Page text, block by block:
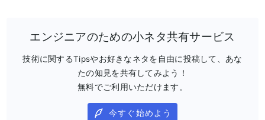
エンジニアのための小ネタ共有サービス
技術に関するTipsやお好きなネタを自由に投稿して、あな
たの知見を共有してみよう！
無料でご利用いただけます。
今すぐ始めよう